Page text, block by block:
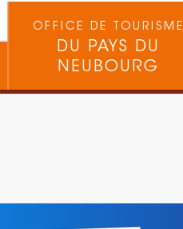
OFFICE DE TOURISME
DU PAYS DU
NEUBOURG